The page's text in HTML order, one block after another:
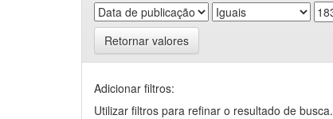
Retornar valores
Adicionar filtros:
Utilizar filtros para refinar o resultado de busca.